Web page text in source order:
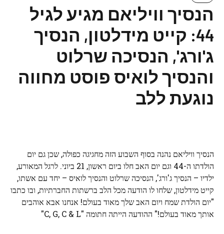
הנסיך וויליאם מגיע לגיל
44: קייט מידלטון, הנסיך
ג'ורג', הנסיכה שרלוט
והנסיך לואיס פוסט מחווה
נוגעת ללב
הנסיך וויליאם נהנה בסוף השבוע הזה מחגיגה כפולה, שכן גם יום
הולדתו ה-44 וגם יום האב חלו ביום ראשון, 21 ביוני. לרגל המאורע,
ילדיו – הנסיך ג'ורג', הנסיכה שרלוט והנסיך לואיס – יחד עם אשתו,
קייט מידלטון, שלחו לו הודעה מכל הלב ברשתות החברתיות, ובו כתבו
"יום הולדת שמח ויום האב שלך מאוד בעולם! אנחנו אבא אוהבים
אותך מאוד בעולם!" ההודעה הייתה חתומה "C, G, C & L"